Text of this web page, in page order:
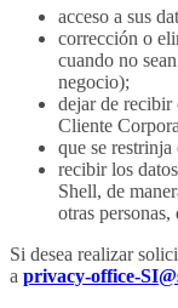
acceso a sus
corrección o
cuando no
negocio);
dejar de recibir
Cliente
que se
recibir los
Shell, de
otras personas,
Si desea realizar
a privacy-office-